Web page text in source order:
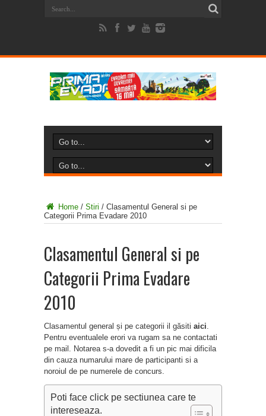
Home / Stiri / Clasamentul General si pe
Categorii Prima Evadare 2010
Clasamentul General si pe
Categorii Prima Evadare
2010
Clasamentul general și pe categorii il găsiti aici
Pentru eventualele erori va rugam sa ne contactati
pe mail. Notarea s-a dovedit a fi un pic mai dificila
din cauza numarului mare de participanti si a
noroiul de pe numerele de concurs.
Poti face click pe sectiunea care te
intereseaza.